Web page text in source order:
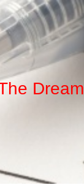
Dream